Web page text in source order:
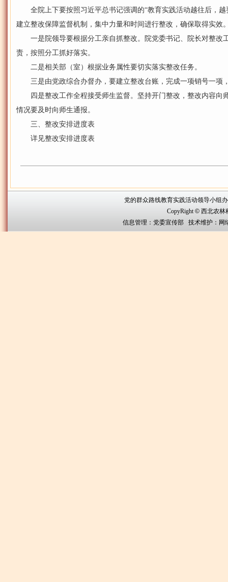
全院上下要按照习近平总书记强调的“教育实践活动越往后，越
建立整改保障监督机制，集中力量和时间进行整改，确保取得实效
一是院领导要根据分工亲自抓整改。院党委书记、院长对整改
责，按照分工抓好落实。
二是相关部（室）根据业务属性要切实落实整改任务。
三是由党政综合办督办，要建立整改台账，完成一项销号一项
四是整改工作全程接受师生监督。坚持开门整改，整改内容向
情况要及时向师生通报。
三、整改安排进度表
详见整改安排进度表
党的群众路线教育实践活动领导小组
CopyRight© 西北农林
信息管理：党委宣传部 技术维护：网